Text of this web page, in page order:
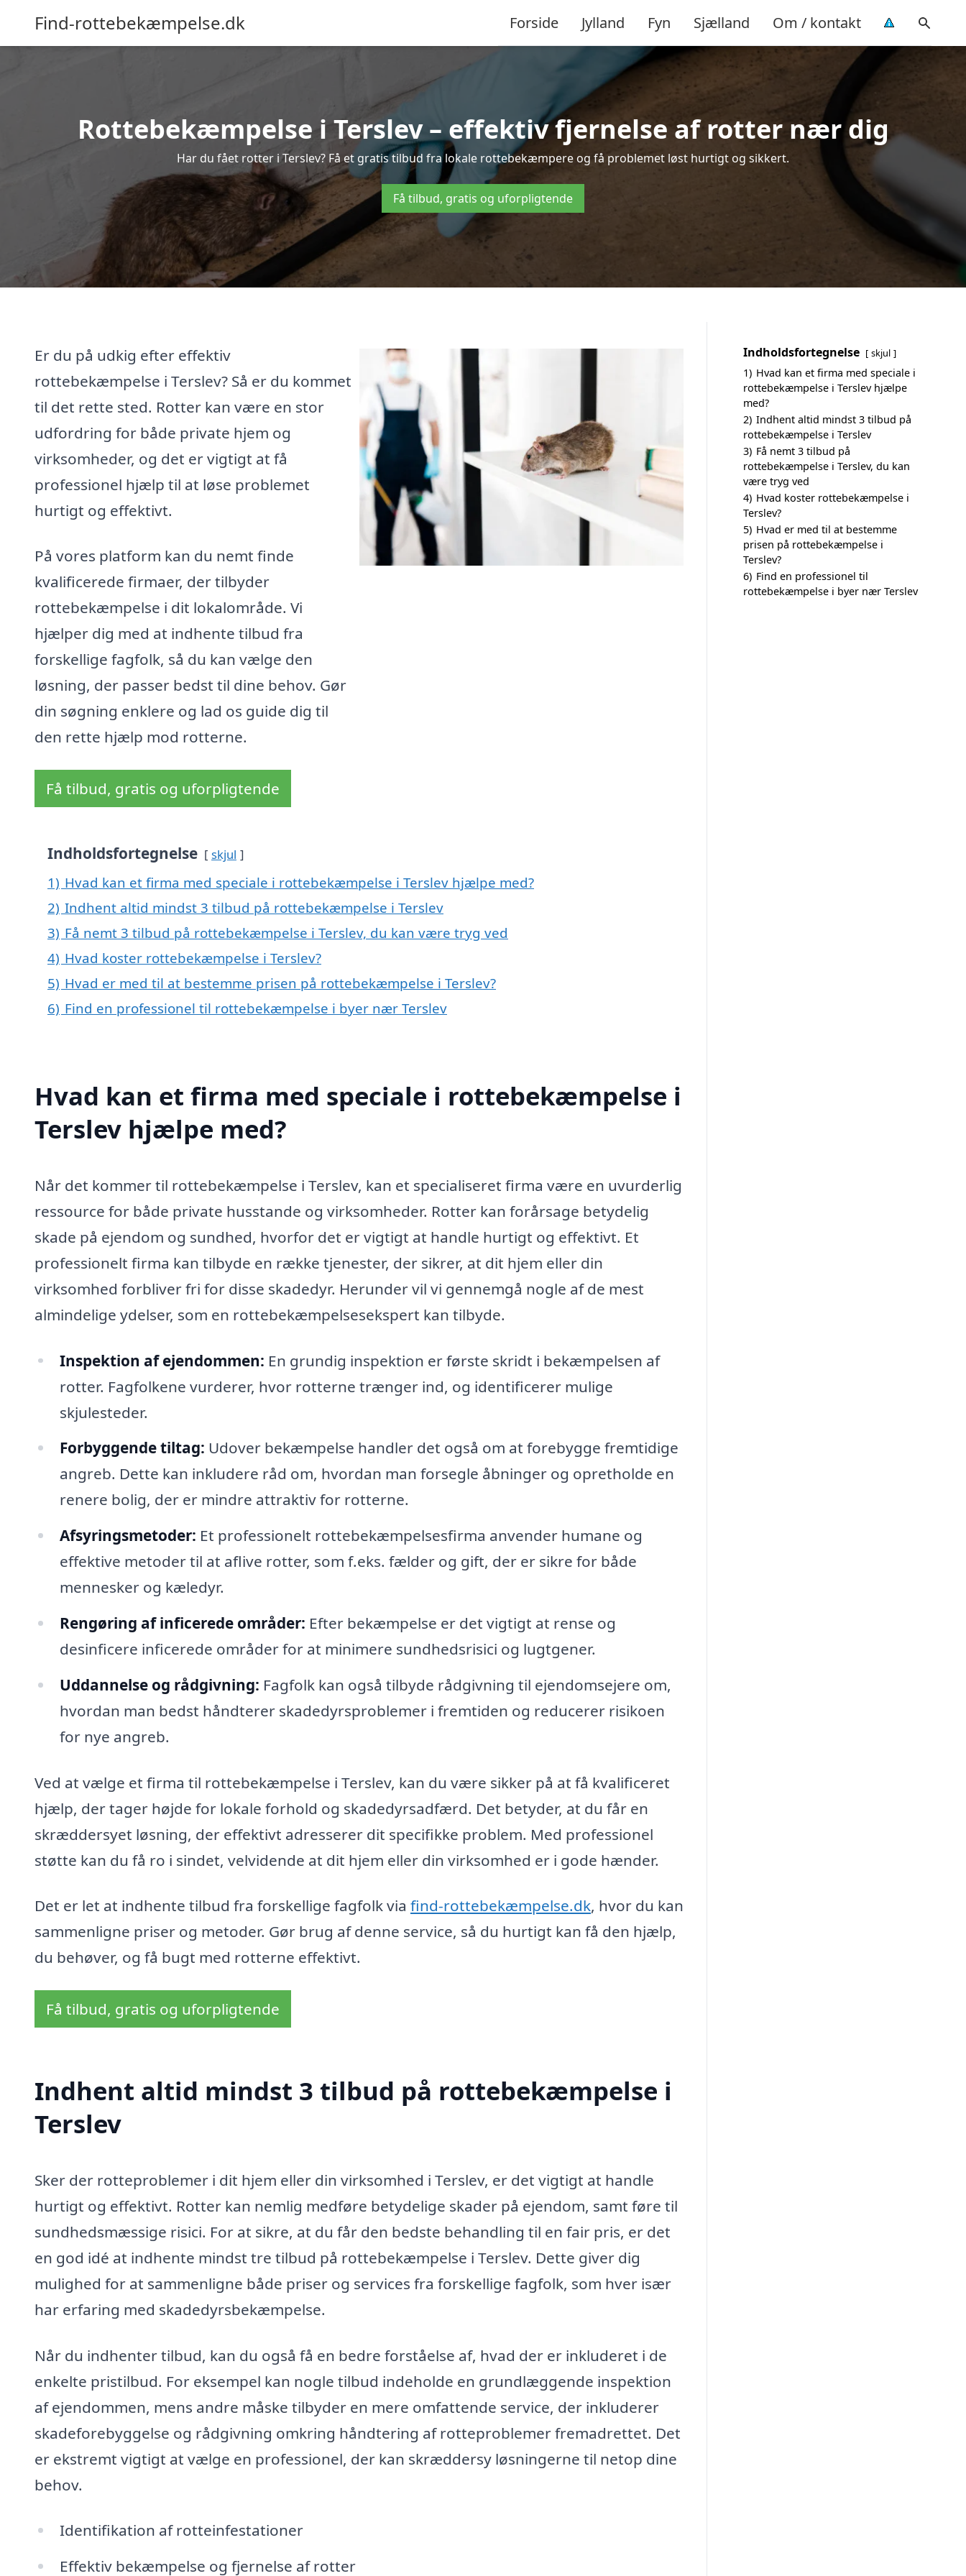
Find-rottebekæmpelse.dk Forside Jylland Fyn Sjælland Om / kontakt
Rottebekæmpelse i Terslev – effektiv fjernelse af rotter nær dig
Har du fået rotter i Terslev? Få et gratis tilbud fra lokale rottebekæmpere og få problemet løst hurtigt og sikkert.
Få tilbud, gratis og uforpligtende
Er du på udkig efter effektiv
rottebekæmpelse i Terslev? Så er du kommet
til det rette sted. Rotter kan være en stor
udfordring for både private hjem og
virksomheder, og det er vigtigt at få
professionel hjælp til at løse problemet
hurtigt og effektivt.
På vores platform kan du nemt finde
kvalificerede firmaer, der tilbyder
rottebekæmpelse i dit lokalområde. Vi
hjælper dig med at indhente tilbud fra
forskellige fagfolk, så du kan vælge den
løsning, der passer bedst til dine behov. Gør
din søgning enklere og lad os guide dig til
den rette hjælp mod rotterne.
Få tilbud, gratis og uforpligtende
Indholdsfortegnelse skjul
1) Hvad kan et firma med speciale i rottebekæmpelse i Terslev hjælpe med?
2) Indhent altid mindst 3 tilbud på rottebekæmpelse i Terslev
3) Få nemt 3 tilbud på rottebekæmpelse i Terslev, du kan være tryg ved
4) Hvad koster rottebekæmpelse i Terslev?
5) Hvad er med til at bestemme prisen på rottebekæmpelse i Terslev?
6) Find en professionel til rottebekæmpelse i byer nær Terslev
Hvad kan et firma med speciale i rottebekæmpelse i
Terslev hjælpe med?
Når det kommer til rottebekæmpelse i Terslev, kan et specialiseret firma være en uvurderlig
ressource for både private husstande og virksomheder. Rotter kan forårsage betydelig
skade på ejendom og sundhed, hvorfor det er vigtigt at handle hurtigt og effektivt. Et
professionelt firma kan tilbyde en række tjenester, der sikrer, at dit hjem eller din
virksomhed forbliver fri for disse skadedyr. Herunder vil vi gennemgå nogle af de mest
almindelige ydelser, som en rottebekæmpelsesekspert kan tilbyde.
Inspektion af ejendommen: En grundig inspektion er første skridt i bekæmpelsen af
rotter. Fagfolkene vurderer, hvor rotterne trænger ind, og identificerer mulige
skjulesteder.
Forbyggende tiltag: Udover bekæmpelse handler det også om at forebygge fremtidige
angreb. Dette kan inkludere råd om, hvordan man forsegle åbninger og opretholde en
renere bolig, der er mindre attraktiv for rotterne.
Afsyringsmetoder: Et professionelt rottebekæmpelsesfirma anvender humane og
effektive metoder til at aflive rotter, som f.eks. fælder og gift, der er sikre for både
mennesker og kæledyr.
Rengøring af inficerede områder: Efter bekæmpelse er det vigtigt at rense og
desinficere inficerede områder for at minimere sundhedsrisici og lugtgener.
Uddannelse og rådgivning: Fagfolk kan også tilbyde rådgivning til ejendomsejere om,
hvordan man bedst håndterer skadedyrsproblemer i fremtiden og reducerer risikoen
for nye angreb.
Ved at vælge et firma til rottebekæmpelse i Terslev, kan du være sikker på at få kvalificeret
hjælp, der tager højde for lokale forhold og skadedyrsadfærd. Det betyder, at du får en
skræddersyet løsning, der effektivt adresserer dit specifikke problem. Med professionel
støtte kan du få ro i sindet, velvidende at dit hjem eller din virksomhed er i gode hænder.
Det er let at indhente tilbud fra forskellige fagfolk via find-rottebekæmpelse.dk, hvor du kan
sammenligne priser og metoder. Gør brug af denne service, så du hurtigt kan få den hjælp,
du behøver, og få bugt med rotterne effektivt.
Få tilbud, gratis og uforpligtende
Indhent altid mindst 3 tilbud på rottebekæmpelse i
Terslev
Sker der rotteproblemer i dit hjem eller din virksomhed i Terslev, er det vigtigt at handle
hurtigt og effektivt. Rotter kan nemlig medføre betydelige skader på ejendom, samt føre til
sundhedsmæssige risici. For at sikre, at du får den bedste behandling til en fair pris, er det
en god idé at indhente mindst tre tilbud på rottebekæmpelse i Terslev. Dette giver dig
mulighed for at sammenligne både priser og services fra forskellige fagfolk, som hver især
har erfaring med skadedyrsbekæmpelse.
Når du indhenter tilbud, kan du også få en bedre forståelse af, hvad der er inkluderet i de
enkelte pristilbud. For eksempel kan nogle tilbud indeholde en grundlæggende inspektion
af ejendommen, mens andre måske tilbyder en mere omfattende service, der inkluderer
skadeforebyggelse og rådgivning omkring håndtering af rotteproblemer fremadrettet. Det
er ekstremt vigtigt at vælge en professionel, der kan skræddersy løsningerne til netop dine
behov.
Identifikation af rotteinfestationer
Effektiv bekæmpelse og fjernelse af rotter
Indholdsfortegnelse skjul
1) Hvad kan et firma med speciale i
rottebekæmpelse i Terslev hjælpe
med?
2) Indhent altid mindst 3 tilbud på
rottebekæmpelse i Terslev
3) Få nemt 3 tilbud på
rottebekæmpelse i Terslev, du kan
være tryg ved
4) Hvad koster rottebekæmpelse i
Terslev?
5) Hvad er med til at bestemme
prisen på rottebekæmpelse i
Terslev?
6) Find en professionel til
rottebekæmpelse i byer nær Terslev